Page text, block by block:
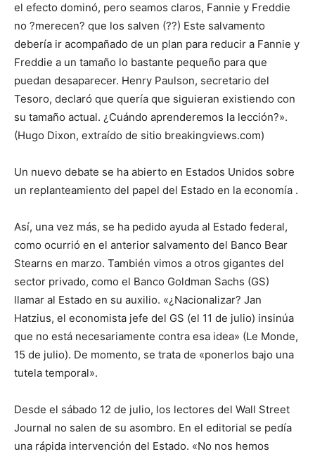
el efecto dominó, pero seamos claros, Fannie y Freddie
no ?merecen? que los salven (??) Este salvamento
debería ir acompañado de un plan para reducir a Fannie y
Freddie a un tamaño lo bastante pequeño para que
puedan desaparecer. Henry Paulson, secretario del
Tesoro, declaró que quería que siguieran existiendo con
su tamaño actual. ¿Cuándo aprenderemos la lección?».
(Hugo Dixon, extraído de sitio breakingviews.com)
Un nuevo debate se ha abierto en Estados Unidos sobre
un replanteamiento del papel del Estado en la economía .
Así, una vez más, se ha pedido ayuda al Estado federal,
como ocurrió en el anterior salvamento del Banco Bear
Stearns en marzo. También vimos a otros gigantes del
sector privado, como el Banco Goldman Sachs (GS)
llamar al Estado en su auxilio. «¿Nacionalizar? Jan
Hatzius, el economista jefe del GS (el 11 de julio) insinúa
que no está necesariamente contra esa idea» (Le Monde,
15 de julio). De momento, se trata de «ponerlos bajo una
tutela temporal».
Desde el sábado 12 de julio, los lectores del Wall Street
Journal no salen de su asombro. En el editorial se pedía
una rápida intervención del Estado. «No nos hemos